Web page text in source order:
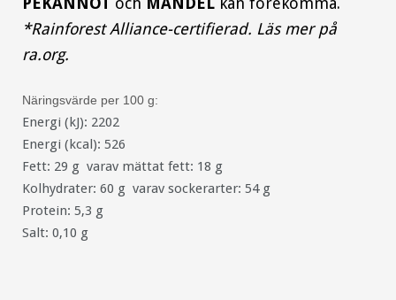
*Rainforest Alliance-certifierad. Läs mer på
ra.org.
Näringsvärde per 100 g:
Energi (kJ): 2202
Energi (kcal): 526
Fett: 29 g varav mättat fett: 18 g
Kolhydrater: 60 g varav sockerarter: 54 g
Protein: 5,3 g
Salt: 0,10 g